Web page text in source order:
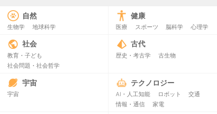
自然
生物学 地球科学
健康
医療 スポーツ 脳科学 心理学
社会
教育・子ども
社会問題・社会哲学
古代
歴史・考古学 古生物
宇宙
宇宙
テクノロジー
AI・人工知能 ロボット
交通
情報・通信
家電